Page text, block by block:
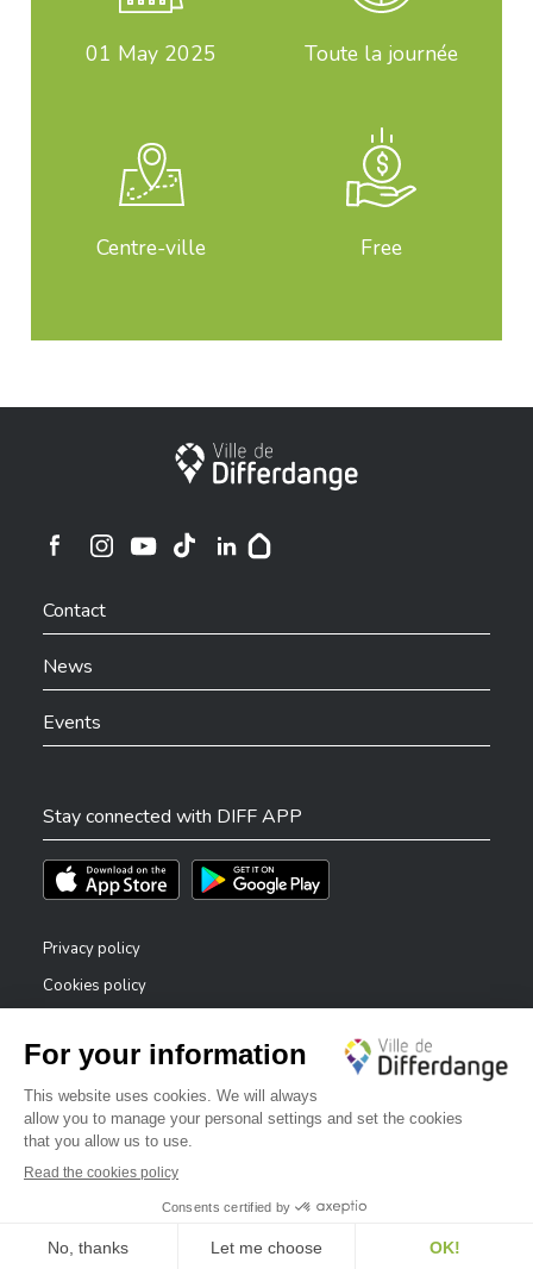
01 May 2025 Toute la journée
Centre-ville Free
City of Differdange
Ville de Differdange sur Instagram
Contact
News
Events
Stay connected with DIFF APP
Téléchargez l'app sur l'App StoreTéléchargez l'app sur Play Store
Privacy policy
Cookies policy
Accessibility statement
Reporting system — whistleblowers
©2026 All rights reserved . City of Differdange
✕
Bonjour, comment puis-je vous aider ?